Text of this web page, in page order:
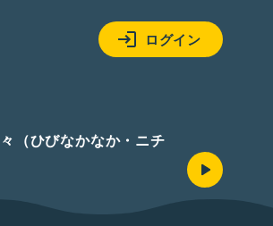
ログイン
（ひびなかなか・ニチ